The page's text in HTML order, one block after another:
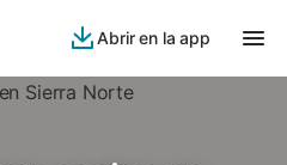
Abrir en la app